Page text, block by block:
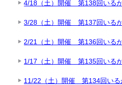
4/18（土）開催 第138回いる
3/28（土）開催 第137回いる
2/21（土）開催 第136回いる
1/17（土）開催 第135回いる
11/22（土）開催 第134回いる